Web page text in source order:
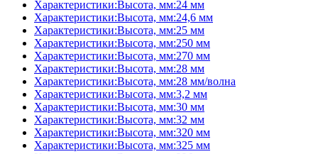
Характеристики:Высота, мм:24 мм
Характеристики:Высота, мм:24,6 мм
Характеристики:Высота, мм:25 мм
Характеристики:Высота, мм:250 мм
Характеристики:Высота, мм:270 мм
Характеристики:Высота, мм:28 мм
Характеристики:Высота, мм:28 мм/волна
Характеристики:Высота, мм:3,2 мм
Характеристики:Высота, мм:30 мм
Характеристики:Высота, мм:32 мм
Характеристики:Высота, мм:320 мм
Характеристики:Высота, мм:325 мм